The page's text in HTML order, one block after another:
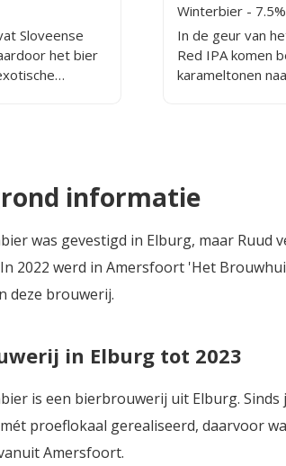
Sloveense
het bier
Winterbier - 7.5%
In de geur van
Red IPA komen
karameltonen
is een tamelijk
heel volle smaak
informatie
was gevestigd in Elburg, maar
2022 werd in Amersfoort 'Het
deze brouwerij.
in Elburg tot 2023
is een bierbrouwerij uit Elburg. Sinds
proeflokaal gerealiseerd, daarvoor
Amersfoort.